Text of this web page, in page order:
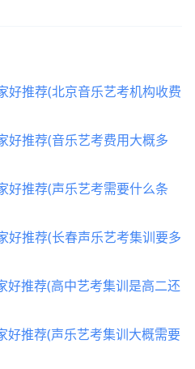
好推荐(北京音乐艺考机构收费
好推荐(音乐艺考费用大概多
好推荐(声乐艺考需要什么条
好推荐(长春声乐艺考集训要多
好推荐(高中艺考集训是高二还
好推荐(声乐艺考集训大概需要